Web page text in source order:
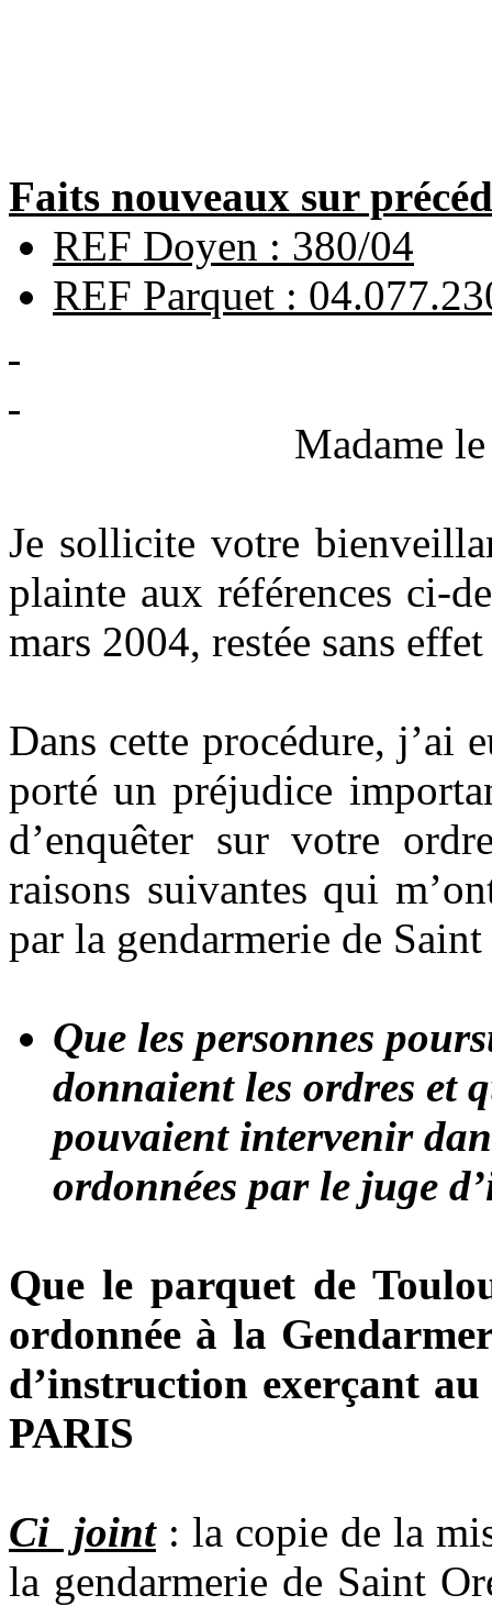
Faits nouveaux sur
REF Doyen : 380/04
REF Parquet :
Madame le juge
Je sollicite votre
plainte aux références ci-
mars 2004, restée sans
Dans cette procédure, j’ai
porté un préjudice
d’enquêter sur votre
raisons suivantes qui
par la gendarmerie de
Que les personnes
donnaient les ordres et
pouvaient intervenir
ordonnées par le juge
Que le parquet de
ordonnée à la
d’instruction exerçant
PARIS
Ci joint: la copie de la
la gendarmerie de Saint